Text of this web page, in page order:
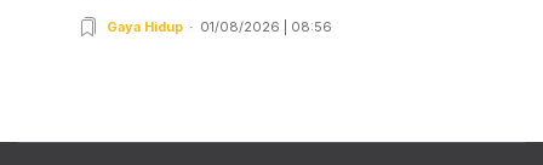
Gaya Hidup 01/08/2026 | 08:56